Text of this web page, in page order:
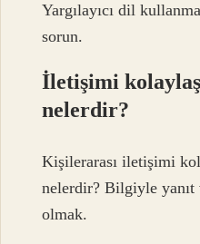
Yargılayıcı dil
sorun.
İletişimi
nelerdir?
Kişilerarası iletişimi
nelerdir? Bilgiyle
olmak.